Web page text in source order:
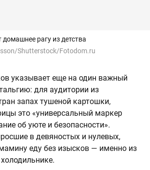
рагу из детства
Shutterstock/Fotodom.ru
указывает еще на один важный
для аудитории из
запах тушеной картошки,
это «универсальный маркер
об уюте и безопасности».
в девяностых и нулевых,
еду без изысков — именно из